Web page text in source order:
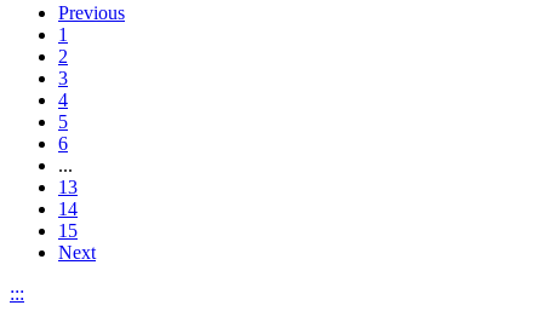
Previous
1
2
3
4
5
6
...
13
14
15
Next
:::